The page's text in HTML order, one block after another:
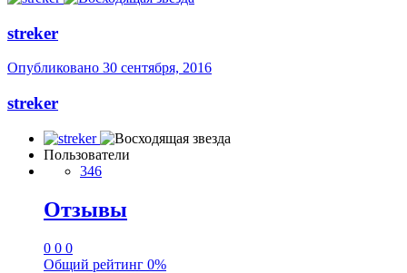
streker
Опубликовано 30 сентября, 2016
streker
Пользователи
346
Отзывы
0 0 0
Общий рейтинг 0%